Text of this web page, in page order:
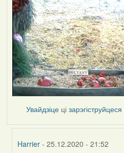
Увайдзіце цізарэгіструйцеся
Harrier - 25.12.2020 - 21:52